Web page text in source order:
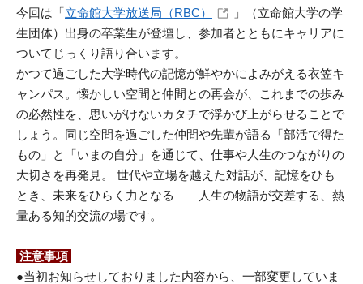
今回は「立命館大学放送局（RBC）
」（立命館大学の学
生団体）出身の卒業生が登壇し、参加者とともにキャリアに
ついてじっくり語り合います。
かつて過ごした大学時代の記憶が鮮やかによみがえる衣笠キ
ャンパス。懐かしい空間と仲間との再会が、これまでの歩み
の必然性を、思いがけないカタチで浮かび上がらせることで
しょう。同じ空間を過ごした仲間や先輩が語る「部活で得た
もの」と「いまの自分」を通じて、仕事や人生のつながりの
大切さを再発見。 世代や立場を越えた対話が、記憶をひも
とき、未来をひらく力となる――人生の物語が交差する、熱
量ある知的交流の場です。
注意事項
●当初お知らせしておりました内容から、一部変更していま